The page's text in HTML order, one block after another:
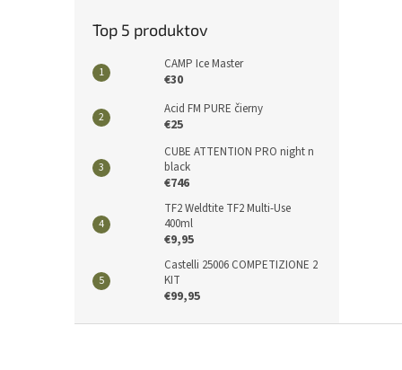
Top 5 produktov
CAMP Ice Master
€30
Acid FM PURE čierny
€25
CUBE ATTENTION PRO night n
black
€746
TF2 Weldtite TF2 Multi-Use
400ml
€9,95
Castelli 25006 COMPETIZIONE 2
KIT
€99,95